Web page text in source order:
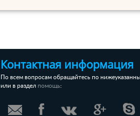
Контактная информация
По всем вопросам обращайтесь по
или в раздел помощь: